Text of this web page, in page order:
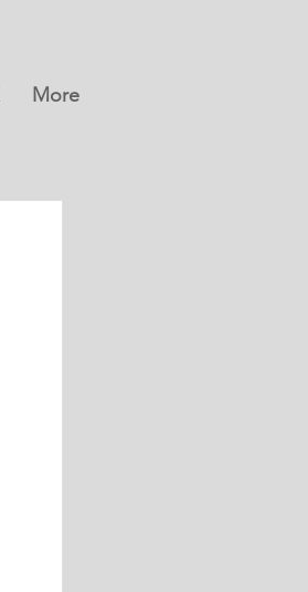
More